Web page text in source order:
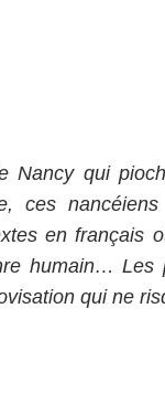
Nancy qui
ces
en français
humain… Les
qui ne